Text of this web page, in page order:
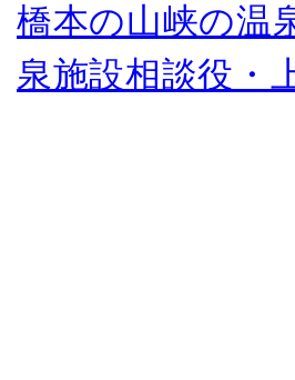
橋本の山峡の温
泉施設相談役・